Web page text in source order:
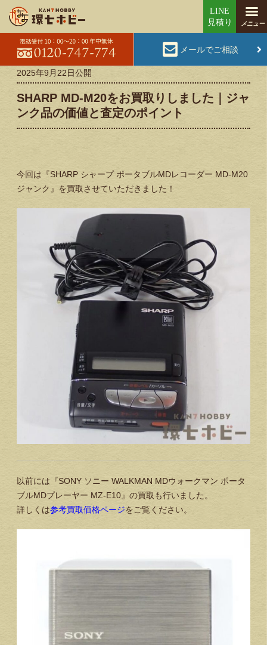
メールでご相談
2025年9月22日公開
SHARP MD-M20をお買取りしました｜ジャ
ンク品の価値と査定のポイント
今回は『SHARP シャープ ポータブルMDレコーダー MD-M20
ジャンク』を買取させていただきました！
以前には『SONY ソニー WALKMAN MDウォークマン ポータ
ブルMDプレーヤー MZ-E10』の買取も行いました。
詳しくは参考買取価格ページをご覧ください。